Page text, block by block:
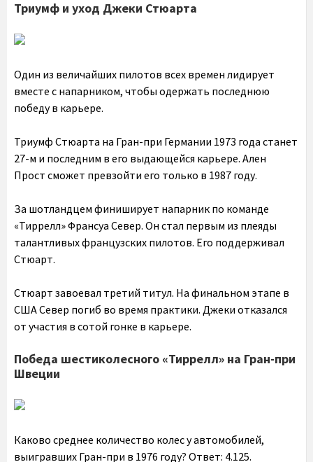
Триумф и уход Джеки Стюарта
Один из величайших пилотов всех времен лидирует
вместе с напарником, чтобы одержать последнюю
победу в карьере.
Триумф Стюарта на Гран-при Германии 1973 года станет
27-м и последним в его выдающейся карьере. Ален
Прост сможет превзойти его только в 1987 году.
За шотландцем финиширует напарник по команде
«Тиррелл» Франсуа Север. Он стал первым из плеяды
талантливых французских пилотов. Его поддерживал
Стюарт.
Стюарт завоевал третий титул. На финальном этапе в
США Север погиб во время практики. Джеки отказался
от участия в сотой гонке в карьере.
Победа шестиколесного «Тиррелл» на Гран-при
Швеции
Каково среднее количество колес у автомобилей,
выигравших Гран-при в 1976 году? Ответ: 4.125.